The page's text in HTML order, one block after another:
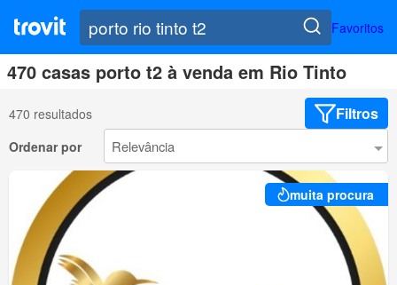
Favoritos
470 casas porto t2 à venda em Rio Tinto
470 resultados Filtros
Ordenar por
muita procura